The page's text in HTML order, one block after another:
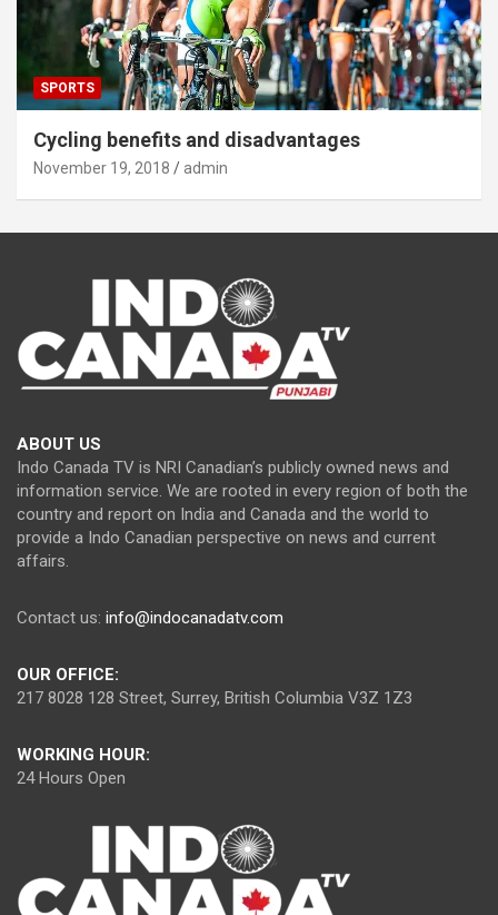
SPORTS
Cycling benefits and disadvantages
November 19, 2018 admin
ABOUT US
Indo Canada TV is NRI Canadian’s publicly owned news and
information service. We are rooted in every region of both the
country and report on India and Canada and the world to
provide a Indo Canadian perspective on news and current
affairs.
Contact us: info@indocanadatv.com
OUR OFFICE:
217 8028 128 Street, Surrey, British Columbia V3Z 1Z3
WORKING HOUR:
24 Hours Open